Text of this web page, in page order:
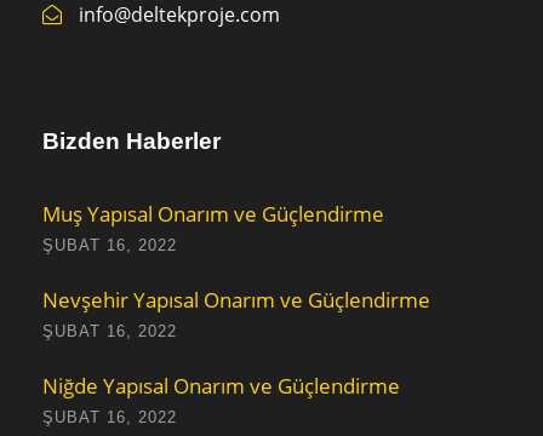
info@deltekproje.com
Bizden Haberler
Muş Yapısal Onarım ve Güçlendirme
ŞUBAT 16, 2022
Nevşehir Yapısal Onarım ve Güçlendirme
ŞUBAT 16, 2022
Niğde Yapısal Onarım ve Güçlendirme
ŞUBAT 16, 2022